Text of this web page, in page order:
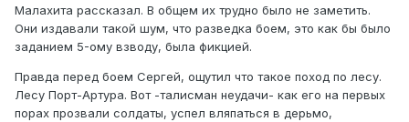
Малахита рассказал. В общем их трудно было не заметить.
Они издавали такой шум, что разведка боем, это как бы было
заданием 5-ому взводу, была фикцией.
Правда перед боем Сергей, ощутил что такое поход по лесу.
Лесу Порт-Артура. Вот -талисман неудачи- как его на первых
порах прозвали солдаты, успел вляпаться в дерьмо,